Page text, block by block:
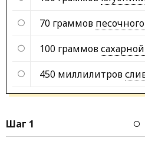
70 граммов
100 граммов
450 миллилитров
Шаг 1